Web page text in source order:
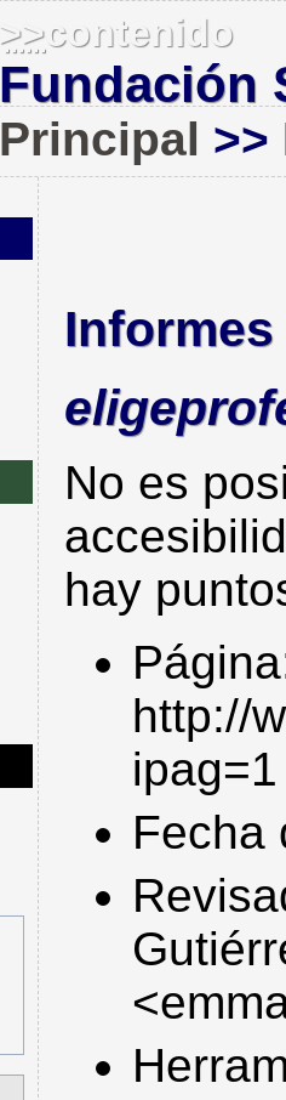
>>contenido
Fundación
Seminario
Principal >>
Informes
No es
hay
http://
ipag=1
Fecha